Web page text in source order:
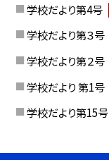
学校だより第4号
学校だより第３号
学校だより第２号
学校だより 第1号
学校だより第15号